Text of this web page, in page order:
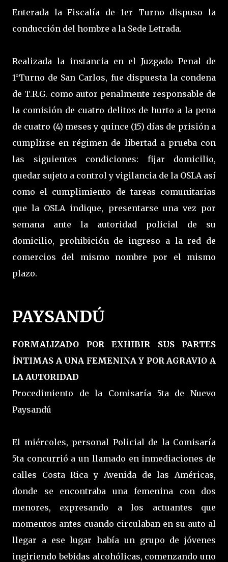
Enterada la Fiscalía de 1er Turno dispuso la
conducción del hombre a la Sede Letrada.
Realizada la instancia en el Juzgado Penal de
1°Turno de San Carlos, fue dispuesta la condena
de T.R.G. como autor penalmente responsable de
la comisión de cuatro delitos de hurto a la pena
de cuatro (4) meses y quince (15) días de prisión a
cumplirse en régimen de libertad a prueba con
las siguientes condiciones: fijar domicilio,
quedar sujeto a control y vigilancia de la OSLA así
como el cumplimiento de tareas comunitarias
que la OSLA indique, presentarse una vez por
semana ante la autoridad policial de su
domicilio, prohibición de ingreso a la red de
comercios del mismo nombre por el mismo
plazo.
PAYSANDÚ
FORMALIZADO POR EXHIBIR SUS PARTES
ÍNTIMAS A UNA FEMENINA Y POR AGRAVIO A
LA AUTORIDAD
Procedimiento de la Comisaría 5ta de Nuevo
Paysandú
El miércoles, personal Policial de la Comisaría
5ta concurrió a un llamado en inmediaciones de
calles Costa Rica y Avenida de las Américas,
donde se encontraba una femenina con dos
menores, expresando a los actuantes que
momentos antes cuando circulaban en su auto al
llegar a ese lugar había un grupo de jóvenes
ingiriendo bebidas alcohólicas, comenzando uno